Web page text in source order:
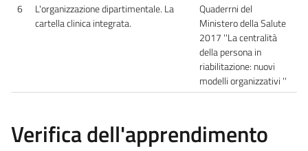
6
L'organizzazione dipartimentale. La
cartella clinica integrata.
Quaderrni del
Ministero della Salute
2017 ''La centralità
della persona in
riabilitazione: nuovi
modelli organizzativi ''
Verifica dell'apprendimento